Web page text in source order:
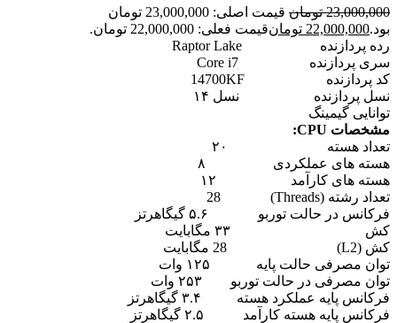
23,000,000 تومان
قیمت اصلی: 23,000,000 تومان
بود.22,000,000 تومانقیمت فعلی: 22,000,000 تومان.
رده پردازنده Raptor Lake
سری پردازنده Core i7
کد پردازنده 14700KF
نسل پردازنده نسل ۱۴
توانایی گیمینگ
مشخصات CPU:
تعداد هسته ۲۰
هسته های عملکردی ۸
هسته های کارآمد ۱۲
تعداد رشته (Threads) 28
فرکانس در حالت توربو ۵.۶ گیگاهرتز
کش ۳۳ مگابایت
کش (L2) 28 مگابایت
توان مصرفی حالت پایه ۱۲۵ وات
توان مصرفی در حالت توربو ۲۵۳ وات
فرکانس پایه عملکرد هسته ۳.۴ گیگاهرتز
فرکانس پایه هسته کارآمد ۲.۵ گیگاهرتز